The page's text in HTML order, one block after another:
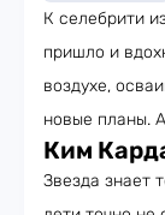
К селебрити
пришло и
воздухе,
новые планы.
Ким
Звезда знает